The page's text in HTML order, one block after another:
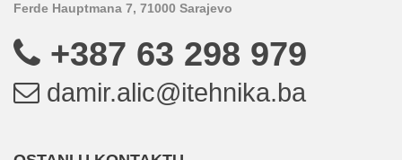
Ferde Hauptmana 7, 71000 Sarajevo
+387 63 298 979
damir.alic@itehnika.ba